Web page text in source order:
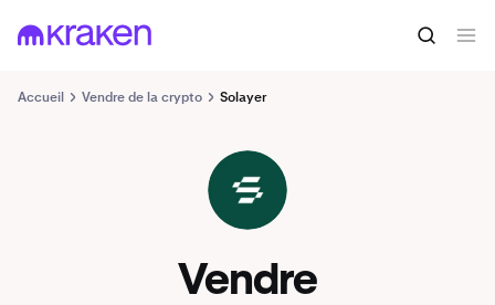
Accueil Vendre de la crypto Solayer
LAYER
Vendre